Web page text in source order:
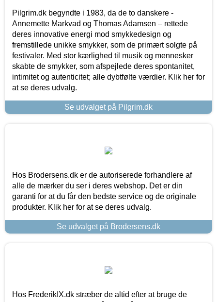
Pilgrim.dk begyndte i 1983, da de to danskere -
Annemette Markvad og Thomas Adamsen – rettede
deres innovative energi mod smykkedesign og
fremstillede unikke smykker, som de primært solgte på
festivaler. Med stor kærlighed til musik og mennesker
skabte de smykker, som afspejlede deres spontanitet,
intimitet og autenticitet; alle dybtfølte værdier. Klik her for
at se deres udvalg.
Se udvalget på Pilgrim.dk
Hos Brodersens.dk er de autoriserede forhandlere af
alle de mærker du ser i deres webshop. Det er din
garanti for at du får den bedste service og de originale
produkter. Klik her for at se deres udvalg.
Se udvalget på Brodersens.dk
Hos FrederikIX.dk stræber de altid efter at bruge de